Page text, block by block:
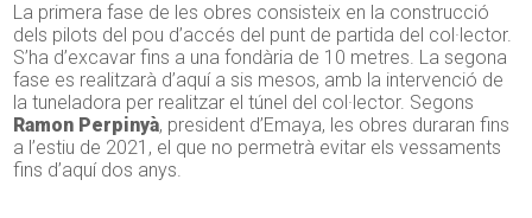
La primera fase de les obres consisteix en la construcció
dels pilots del pou d’accés del punt de partida del col·lector.
S’ha d’excavar fins a una fondària de 10 metres. La segona
fase es realitzarà d’aquí a sis mesos, amb la intervenció de
la tuneladora per realitzar el túnel del col·lector. Segons
Ramon Perpinyà, president d’Emaya, les obres duraran fins
a l’estiu de 2021, el que no permetrà evitar els vessaments
fins d’aquí dos anys.